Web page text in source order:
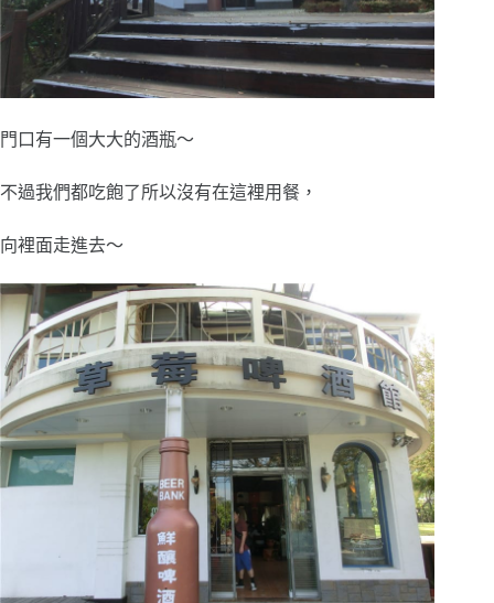
門口有一個大大的酒瓶～
不過我們都吃飽了所以沒有在這裡用餐，
向裡面走進去～